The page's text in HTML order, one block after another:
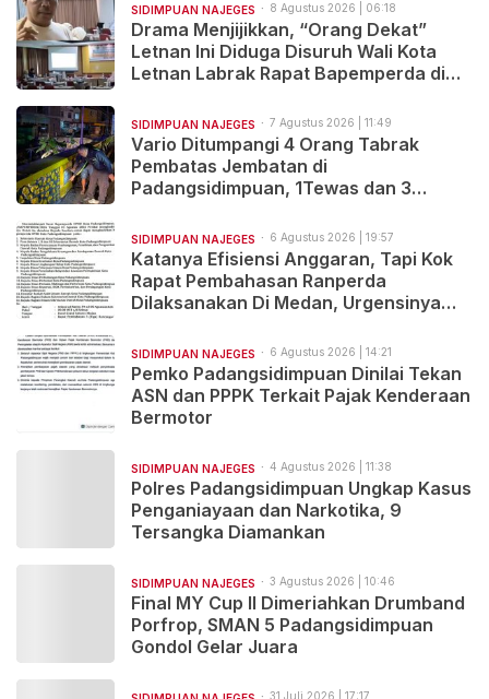
SIDIMPUAN NAJEGES 8 Agustus 2026 | 06:18
Drama Menjijikkan, “Orang Dekat”
Letnan Ini Diduga Disuruh Wali Kota
Letnan Labrak Rapat Bapemperda di
SIDIMPUAN NAJEGES 7 Agustus 2026 | 11:49
Vario Ditumpangi 4 Orang Tabrak
Pembatas Jembatan di
Padangsidimpuan, 1Tewas dan 3
SIDIMPUAN NAJEGES 6 Agustus 2026 | 19:57
Katanya Efisiensi Anggaran, Tapi Kok
Rapat Pembahasan Ranperda
Dilaksanakan Di Medan, Urgensinya
SIDIMPUAN NAJEGES 6 Agustus 2026 | 14:21
Pemko Padangsidimpuan Dinilai Tekan
ASN dan PPPK Terkait Pajak Kenderaan
Bermotor
SIDIMPUAN NAJEGES 4 Agustus 2026 | 11:38
Polres Padangsidimpuan Ungkap Kasus
Penganiayaan dan Narkotika, 9
Tersangka Diamankan
SIDIMPUAN NAJEGES 3 Agustus 2026 | 10:46
Final MY Cup II Dimeriahkan Drumband
Porfrop, SMAN 5 Padangsidimpuan
Gondol Gelar Juara
31 Juli 2026 | 17:17